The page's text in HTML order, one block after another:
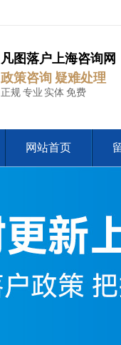
凡图落户上海咨询网
政策咨询 疑难处理
正规 专业 实体 免费
网站首页